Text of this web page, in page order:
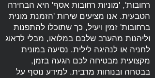
רחובות', 'מוניות רחובות אסף' היא הבחירה
הטבעית. אנו מציעים שירות 'הזמנת מונית
ברחובות' זמין ויעיל, כך שתוכלו להתפנות
וליהנות מהערב שלכם במלואו, מבלי לדאוג
לחניה או לנהיגה לילית. נסיעה במונית
מקצועית מבטיחה לכם הגעה בזמן,
בבטחה ובנוחות מרבית. למידע נוסף על